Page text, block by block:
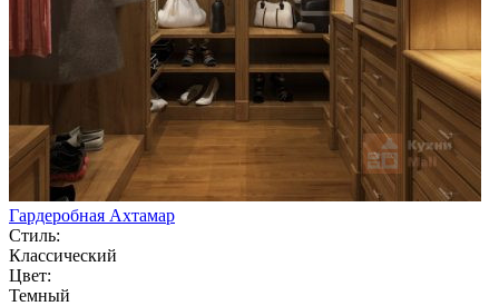
Гардеробная Ахтамар
Стиль:
Классический
Цвет:
Темный